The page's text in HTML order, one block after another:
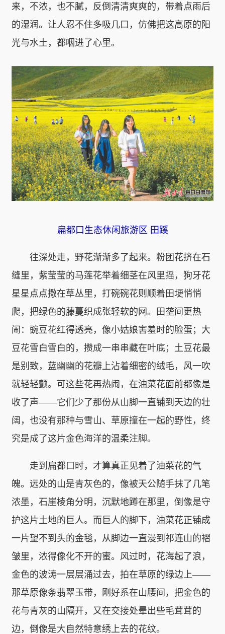
来，不浓，也不腻，反倒清清爽爽的，带着点雨后
的湿润。让人忍不住多吸几口，仿佛把这高原的阳
光与水土，都咽进了心里。
扁都口生态休闲旅游区 田蹊
往深处走，野花渐渐多了起来。粉团花挤在石
缝里，紫莹莹的马莲花举着细茎在风里摇，狗牙花
星星点点撒在草丛里，打碗碗花则顺着田埂悄悄
爬，把绿色的藤蔓织成张轻软的网。田垄间更热
闹：豌豆花红得透亮，像小姑娘害羞时的脸蛋；大
豆花雪白雪白的，攒成一串串藏在叶底；土豆花最
是别致，蓝幽幽的花瓣上沾着细密的绒毛，风一吹
就轻轻颤。可这些花再热闹，在油菜花面前都像是
收了声——它们少了那份从山脚一直铺到天边的壮
阔，也没有那种与雪山、草原撞在一起的野性，终
究是成了这片金色海洋的温柔注脚。
走到扁都口时，才算真正见着了油菜花的气
魄。远处的山是青灰色的，像被天公随手抹了几笔
浓墨，石崖棱角分明，沉默地蹲在那里，倒像是守
护这片土地的巨人。而巨人的脚下，油菜花正铺成
一片望不到头的金毯，从脚边一直漫到祁连山的褶
皱里，浓得像化不开的蜜。风过时，花海起了浪，
金色的波涛一层层涌过去，拍在草原的绿边上——
那草原像条翡翠玉带，刚好系在山腰间，把金色的
花与青灰的山隔开，又在交接处晕出些毛茸茸的
边，倒像是大自然特意绣上去的花纹。